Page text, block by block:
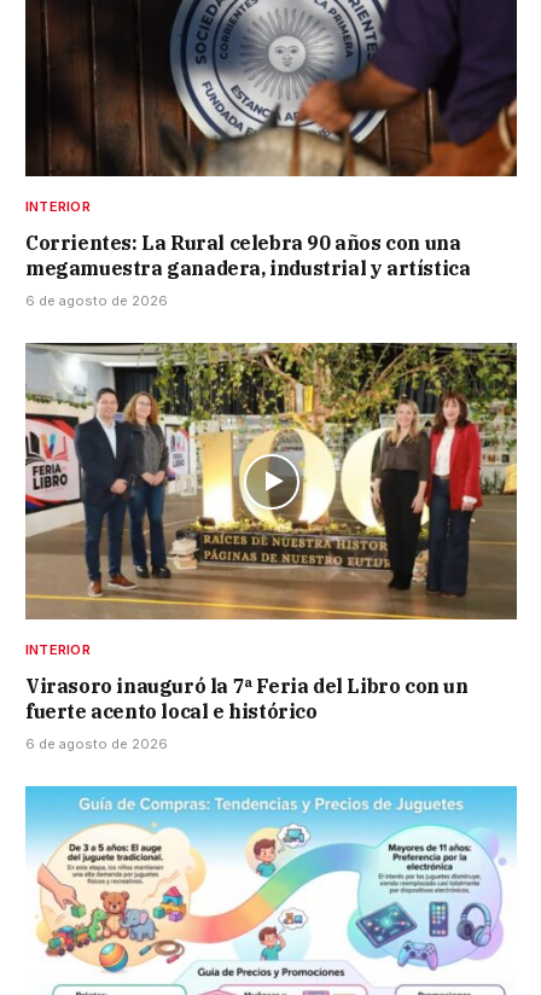
INTERIOR
Corrientes: La Rural celebra 90 años con una
megamuestra ganadera, industrial y artística
6 de agosto de 2026
INTERIOR
Virasoro inauguró la 7ª Feria del Libro con un
fuerte acento local e histórico
6 de agosto de 2026